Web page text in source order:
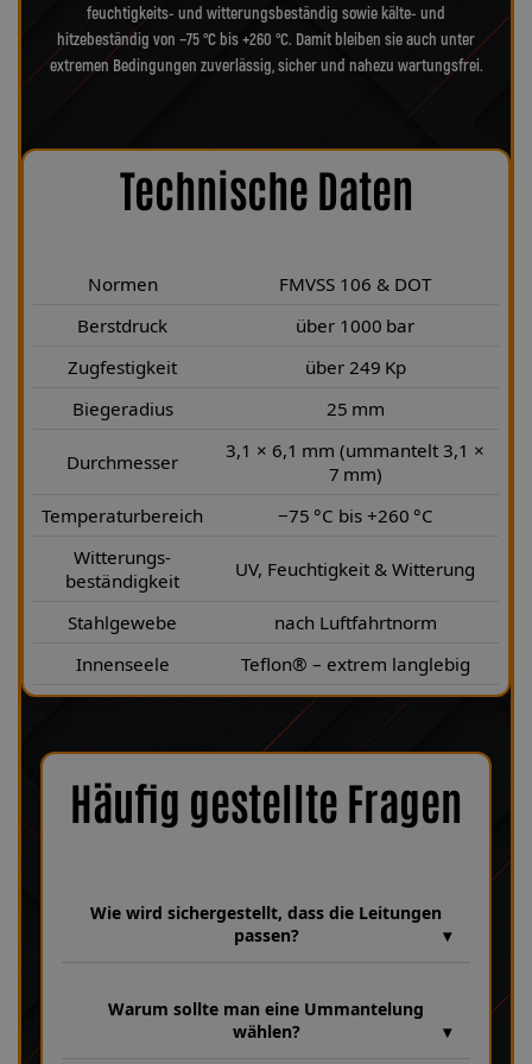
feuchtigkeits- und witterungsbeständig sowie kälte- und
hitzebeständig von −75 °C bis +260 °C. Damit bleiben sie auch unter
extremen Bedingungen zuverlässig, sicher und nahezu wartungsfrei.
Technische Daten
Normen
FMVSS 106 & DOT
Berstdruck
über 1000 bar
Zugfestigkeit
über 249 Kp
Biegeradius
25 mm
Durchmesser
3,1 × 6,1 mm (ummantelt 3,1 ×
7 mm)
Temperaturbereich
−75 °C bis +260 °C
Witterungs-
beständigkeit
UV, Feuchtigkeit & Witterung
Stahlgewebe
nach Luftfahrtnorm
Innenseele
Teflon® – extrem langlebig
Häufig gestellte Fragen
Wie wird sichergestellt, dass die Leitungen
passen?
Leitungsvarianten hinterlegt sind. Dabei achten wir bei jeder
Fertigung genau auf Fahrzeugparameter wie HSN 8252, TSN
Warum sollte man eine Ummantelung
wählen?